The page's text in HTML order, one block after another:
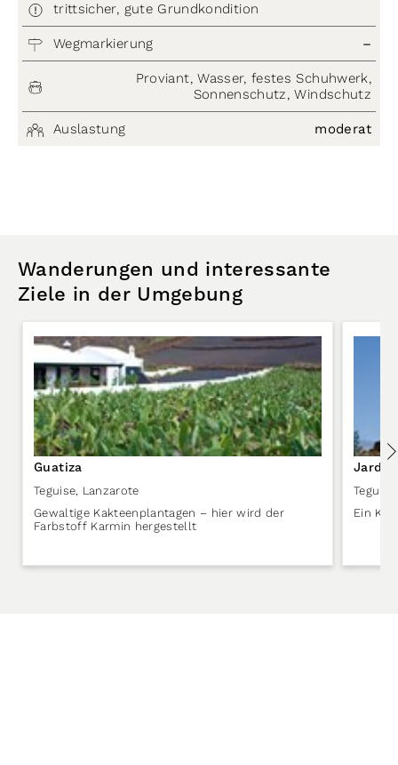
trittsicher, gute Grundkondition
Wegmarkierung –
Proviant, Wasser, festes Schuhwerk,
Sonnenschutz, Windschutz
Auslastung moderat
Wanderungen und interessante
Ziele in der Umgebung
Guatiza
Teguise, Lanzarote
Gewaltige Kakteenplantagen – hier wird der
Farbstoff Karmin hergestellt
Jardin
Teguise
Ein